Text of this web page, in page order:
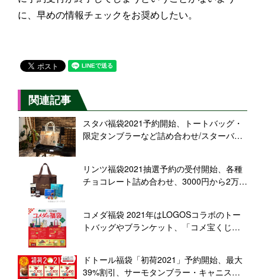
に、早めの情報チェックをお奨めしたい。
関連記事
スタバ福袋2021予約開始、トートバッグ・
限定タンブラーなど詰め合わせ/スターバッ
リンツ福袋2021抽選予約の受付開始、各種
チョコレート詰め合わせ、3000円から2万円
コメダ福袋 2021年はLOGOSコラボのトー
トバッグやブランケット、「コメ宝くじ」
ドトール福袋「初荷2021」予約開始、最大
39%割引、サーモタンブラー・キャニスタ